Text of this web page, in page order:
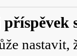
nastavit,